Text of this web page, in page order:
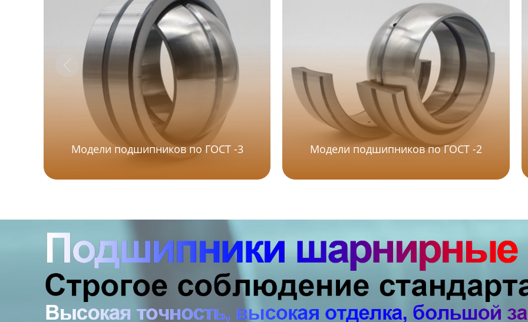
Модели подшипников по ГОСТ -3 Модели подшипников по ГОСТ -2